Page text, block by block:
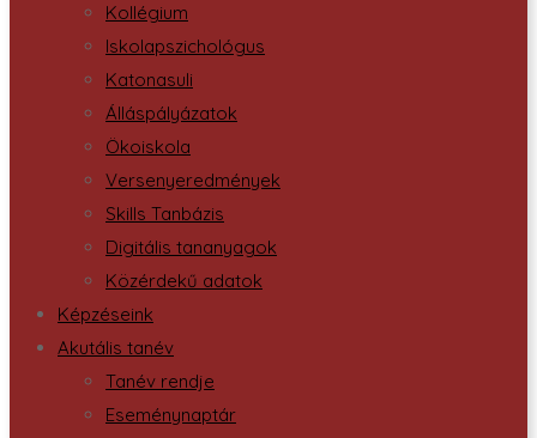
Kollégium
Iskolapszichológus
Katonasuli
Álláspályázatok
Ökoiskola
Versenyeredmények
Skills Tanbázis
Digitális tananyagok
Közérdekű adatok
Képzéseink
Akutális tanév
Tanév rendje
Eseménynaptár